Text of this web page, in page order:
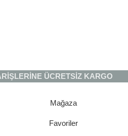
ÜCRETSİZ KARGO
Mağaza
Favoriler